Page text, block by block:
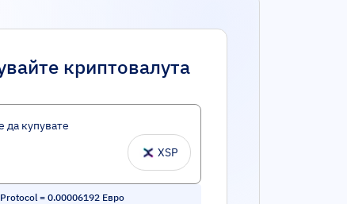
криптовалута
да купувате
XSP
= 0.00006192 Евро